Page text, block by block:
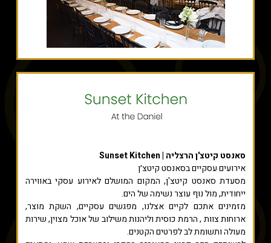
סאנסט קיטצ'ן הרצליה | Sunset Kitchen
אירועים עסקיים בסאנסט קיטצ׳ן
מסעדת סאנסט קיטצ'ן, המקום המושלם לאירוע עסקי באווירה
ייחודית, מול נוף עוצר נשימה של הים.
מזמינים אתכם לקיים אצלנו, מפגשים עסקיים, השקת מוצר,
ארוחות צוות , הרמת כוסית וליהנות משילוב של אוכל מצוין, שירות
מעולה ותשומת לב לפרטים הקטנים.